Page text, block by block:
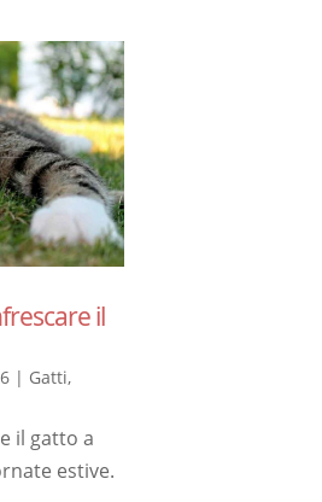
il
| Gatti,
il gatto a
estive.